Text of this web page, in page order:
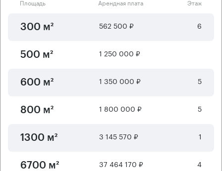
Площадь Арендная плата Этаж
300 м² 562 500 ₽ 6
500 м² 1 250 000 ₽
600 м² 1 350 000 ₽ 5
800 м² 1 800 000 ₽ 5
1300 м² 3 145 570 ₽ 1
6700 м² 37 464 170 ₽ 4